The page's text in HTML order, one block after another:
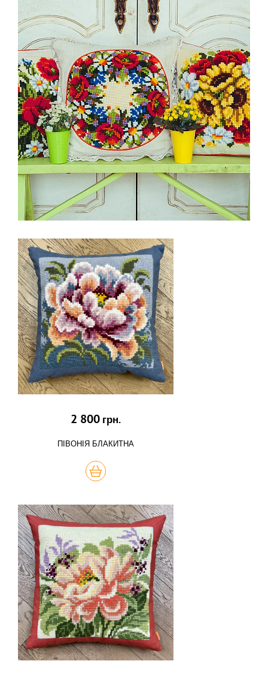
2 800 грн.
ПІВОНІЯ БЛАКИТНА
КУПИТЬ